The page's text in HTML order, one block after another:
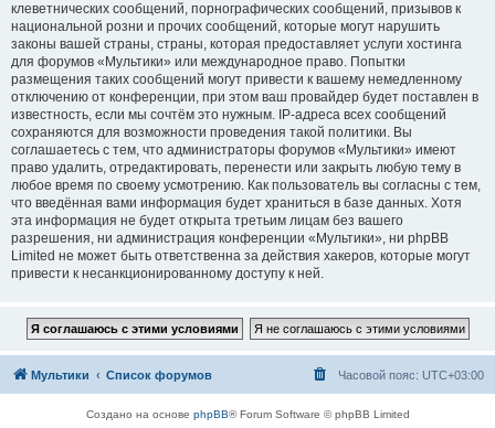
клеветнических сообщений, порнографических сообщений, призывов к
национальной розни и прочих сообщений, которые могут нарушить
законы вашей страны, страны, которая предоставляет услуги хостинга
для форумов «Мультики» или международное право. Попытки
размещения таких сообщений могут привести к вашему немедленному
отключению от конференции, при этом ваш провайдер будет поставлен в
известность, если мы сочтём это нужным. IP-адреса всех сообщений
сохраняются для возможности проведения такой политики. Вы
соглашаетесь с тем, что администраторы форумов «Мультики» имеют
право удалить, отредактировать, перенести или закрыть любую тему в
любое время по своему усмотрению. Как пользователь вы согласны с тем,
что введённая вами информация будет храниться в базе данных. Хотя
эта информация не будет открыта третьим лицам без вашего
разрешения, ни администрация конференции «Мультики», ни phpBB
Limited не может быть ответственна за действия хакеров, которые могут
привести к несанкционированному доступу к ней.
Мультики Список форумов Часовой пояс: UTC+03:00
Создано на основе phpBB® Forum Software © phpBB Limited